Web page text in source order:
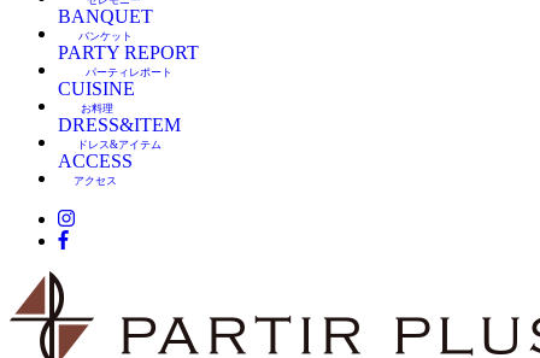
BANQUET
バンケット
PARTY REPORT
パーティレポート
CUISINE
お料理
DRESS&ITEM
ドレス&アイテム
ACCESS
アクセス